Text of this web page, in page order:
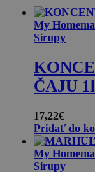
My
Sirupy
ČAJU 1l
17,22€
Pridať do
My
Sirupy